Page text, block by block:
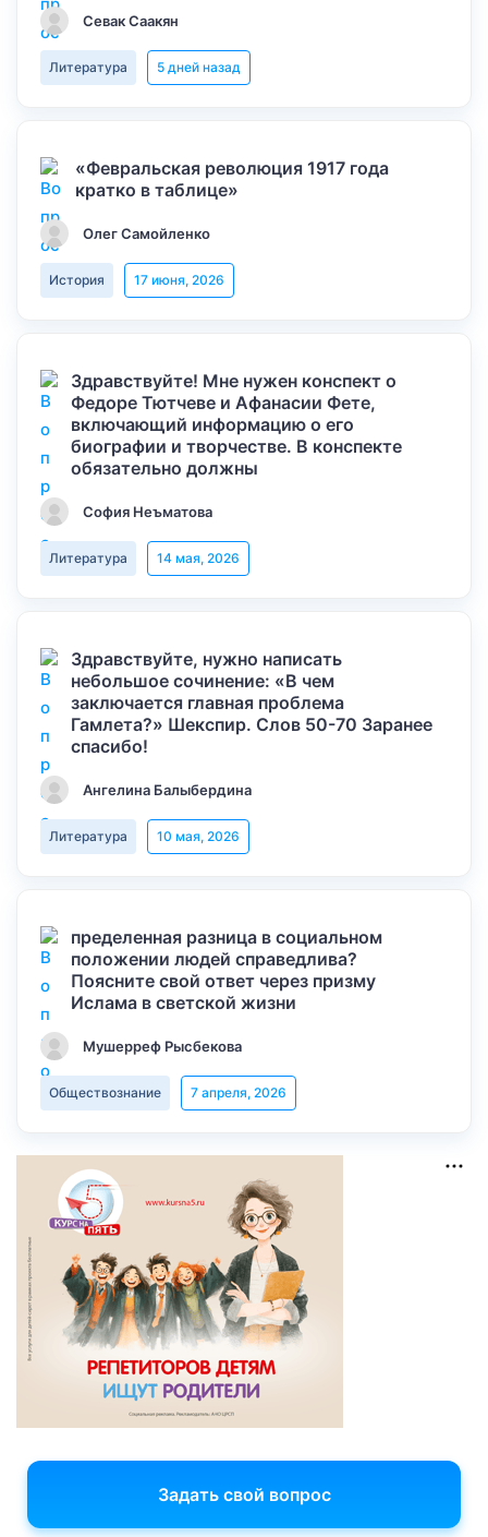
Севак Саакян
Литература 5 дней назад
«Февральская революция 1917 года
кратко в таблице»
Олег Самойленко
История 17 июня, 2026
Здравствуйте! Мне нужен конспект о
Федоре Тютчеве и Афанасии Фете,
включающий информацию о его
биографии и творчестве. В конспекте
обязательно должны
София Неъматова
Литература 14 мая, 2026
Здравствуйте, нужно написать
небольшое сочинение: «В чем
заключается главная проблема
Гамлета?» Шекспир. Слов 50-70 Заранее
спасибо!
Ангелина Балыбердина
Литература 10 мая, 2026
пределенная разница в социальном
положении людей справедлива?
Поясните свой ответ через призму
Ислама в светской жизни
Мушерреф Рысбекова
Обществознание 7 апреля, 2026
Задать свой вопрос